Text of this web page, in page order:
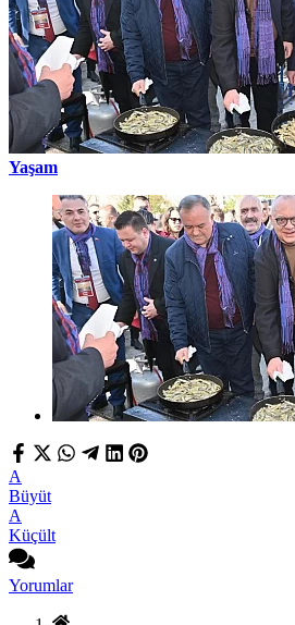
Yaşam
A
Büyüt
A
Küçült
Yorumlar